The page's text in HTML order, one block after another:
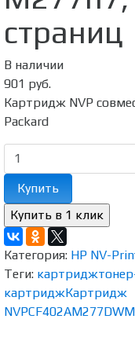
страниц
В наличии
901 руб.
Картридж NVP
Packard
Купить
Категория: HP NV-
Теги: картридж
картриджКартридж
NVPCF402AM277DW